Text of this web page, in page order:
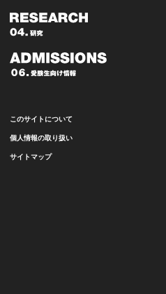
このサイトについて
個人情報の取り扱い
サイトマップ